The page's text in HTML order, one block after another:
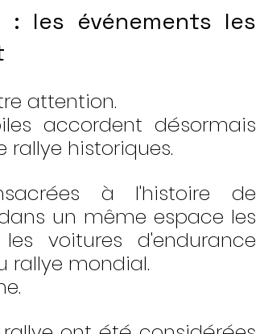
: les événements les
attention.
accordent désormais
historiques.
à l'histoire de
un même espace les
voitures d'endurance
rallye mondial.